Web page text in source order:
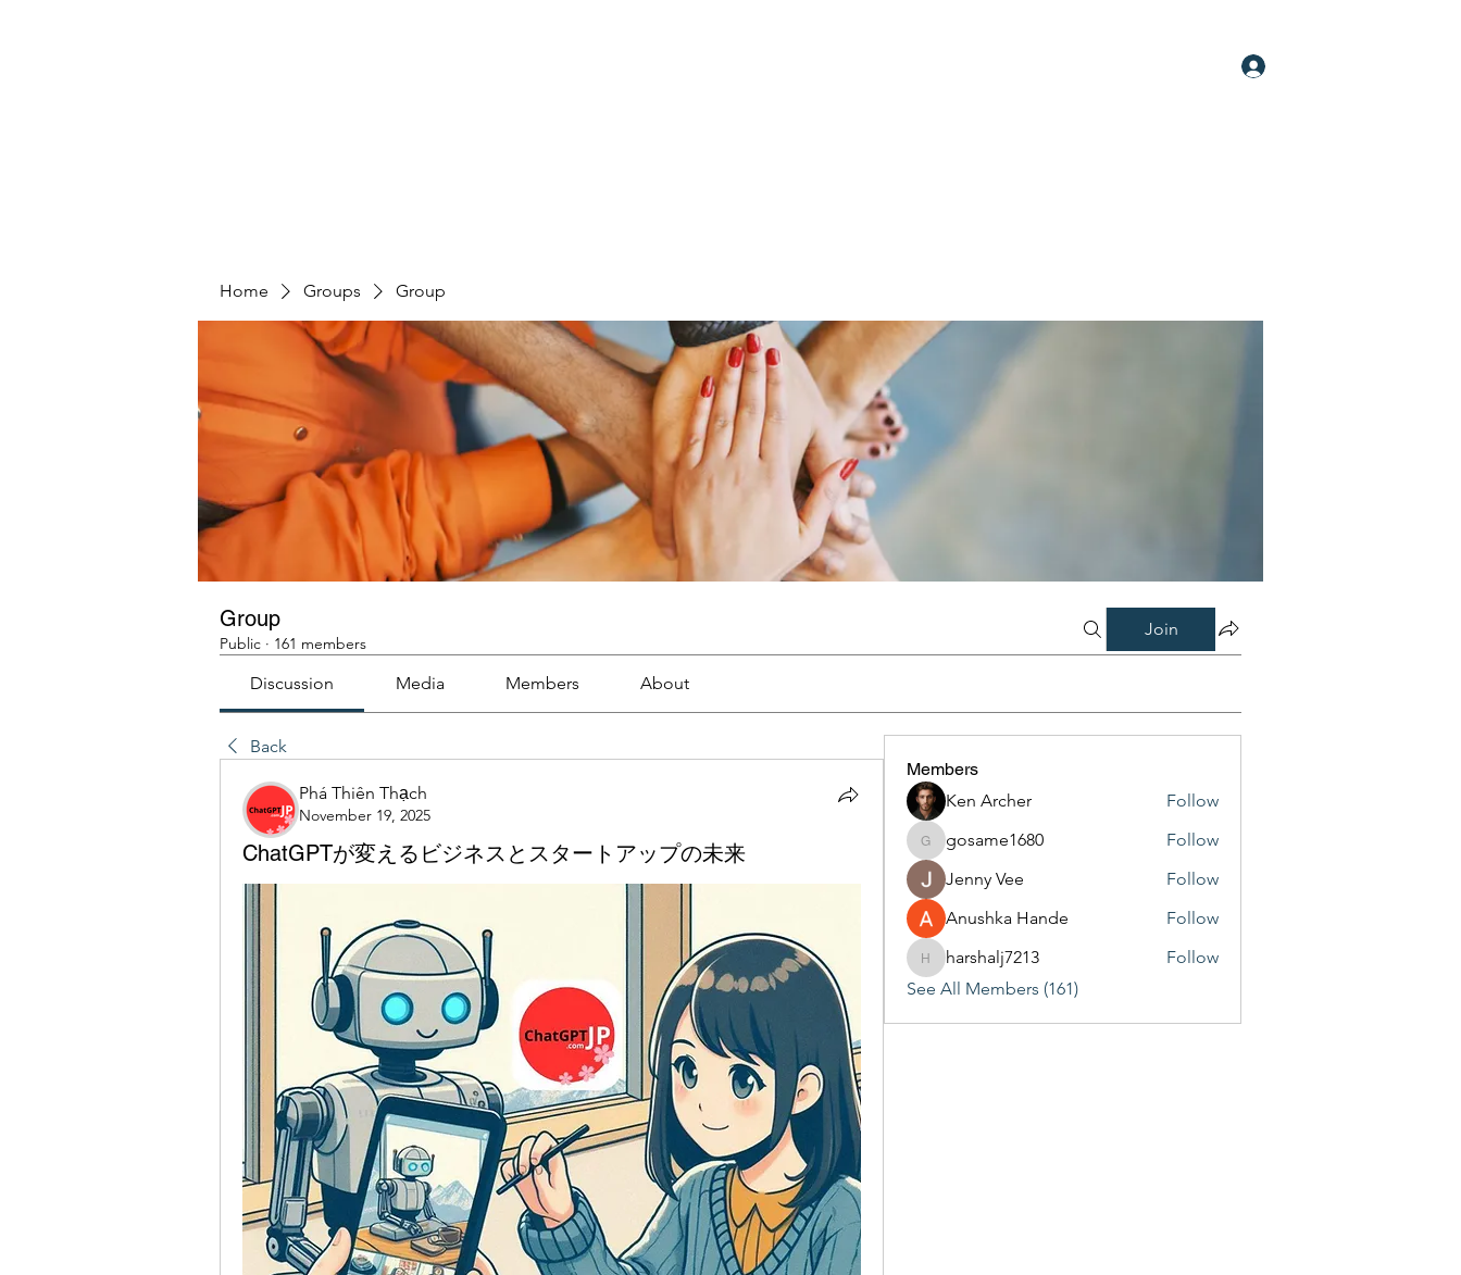
Home Groups Group
Group
Public · 161 members
Join
Discussion Media Members About
Back
Phá Thiên Thạch
November 19, 2025
ChatGPTが変えるビジネスとスタートアップの未来
Members
Ken Archer
Follow
gosame1680
gosame1680
Follow
Jenny Vee
Follow
Anushka Hande
Follow
harshalj7213
harshalj7213
Follow
See All Members (161)